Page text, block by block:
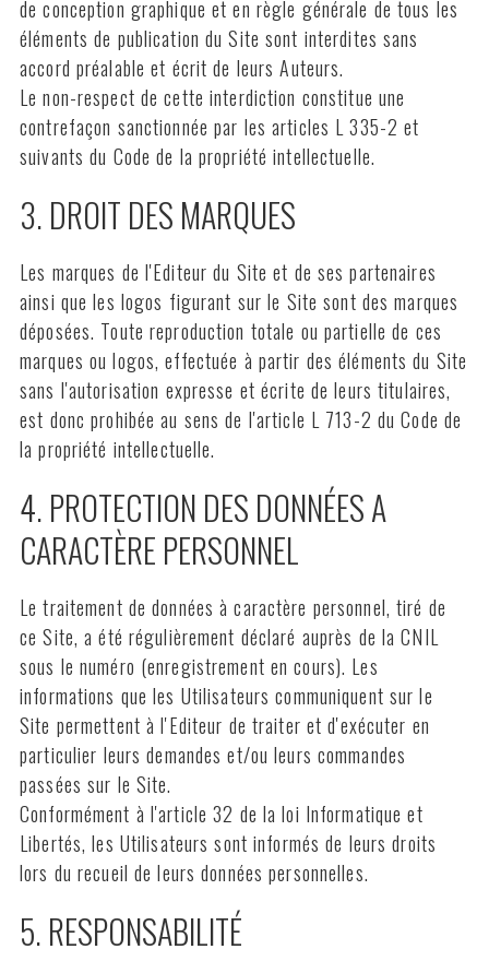
de conception graphique et en règle générale de tous les
éléments de publication du Site sont interdites sans
accord préalable et écrit de leurs Auteurs.
Le non-respect de cette interdiction constitue une
contrefaçon sanctionnée par les articles L 335-2 et
suivants du Code de la propriété intellectuelle.
3. DROIT DES MARQUES
Les marques de l'Editeur du Site et de ses partenaires
ainsi que les logos figurant sur le Site sont des marques
déposées. Toute reproduction totale ou partielle de ces
marques ou logos, effectuée à partir des éléments du Site
sans l'autorisation expresse et écrite de leurs titulaires,
est donc prohibée au sens de l'article L 713-2 du Code de
la propriété intellectuelle.
4. PROTECTION DES DONNÉES A
CARACTÈRE PERSONNEL
Le traitement de données à caractère personnel, tiré de
ce Site, a été régulièrement déclaré auprès de la CNIL
sous le numéro (enregistrement en cours). Les
informations que les Utilisateurs communiquent sur le
Site permettent à l'Editeur de traiter et d'exécuter en
particulier leurs demandes et/ou leurs commandes
passées sur le Site.
Conformément à l'article 32 de la loi Informatique et
Libertés, les Utilisateurs sont informés de leurs droits
lors du recueil de leurs données personnelles.
5. RESPONSABILITÉ